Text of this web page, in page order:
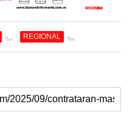
REGIONAL